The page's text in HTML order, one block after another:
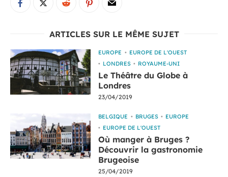
ARTICLES SUR LE MÊME SUJET
EUROPE
EUROPE DE L'OUEST
LONDRES
ROYAUME-UNI
Le Théâtre du Globe à
Londres
23/04/2019
BELGIQUE BRUGES
EUROPE
EUROPE DE L'OUEST
Où manger à Bruges ?
Découvrir la gastronomie
Brugeoise
25/04/2019